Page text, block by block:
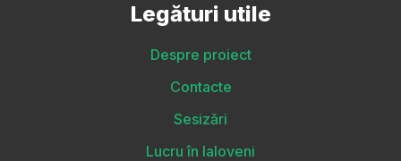
Legături utile
Despre proiect
Contacte
Sesizări
Lucru în Ialoveni